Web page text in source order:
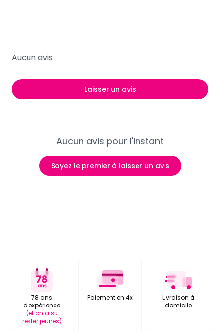
Aucun avis pour l'instant
Soyez le premier à laisser un avis
Aucun avis
Laisser un avis
78 ans
d'expérience
(et on a su
rester jeunes)
Paiement en 4x
Livraison à
domicile